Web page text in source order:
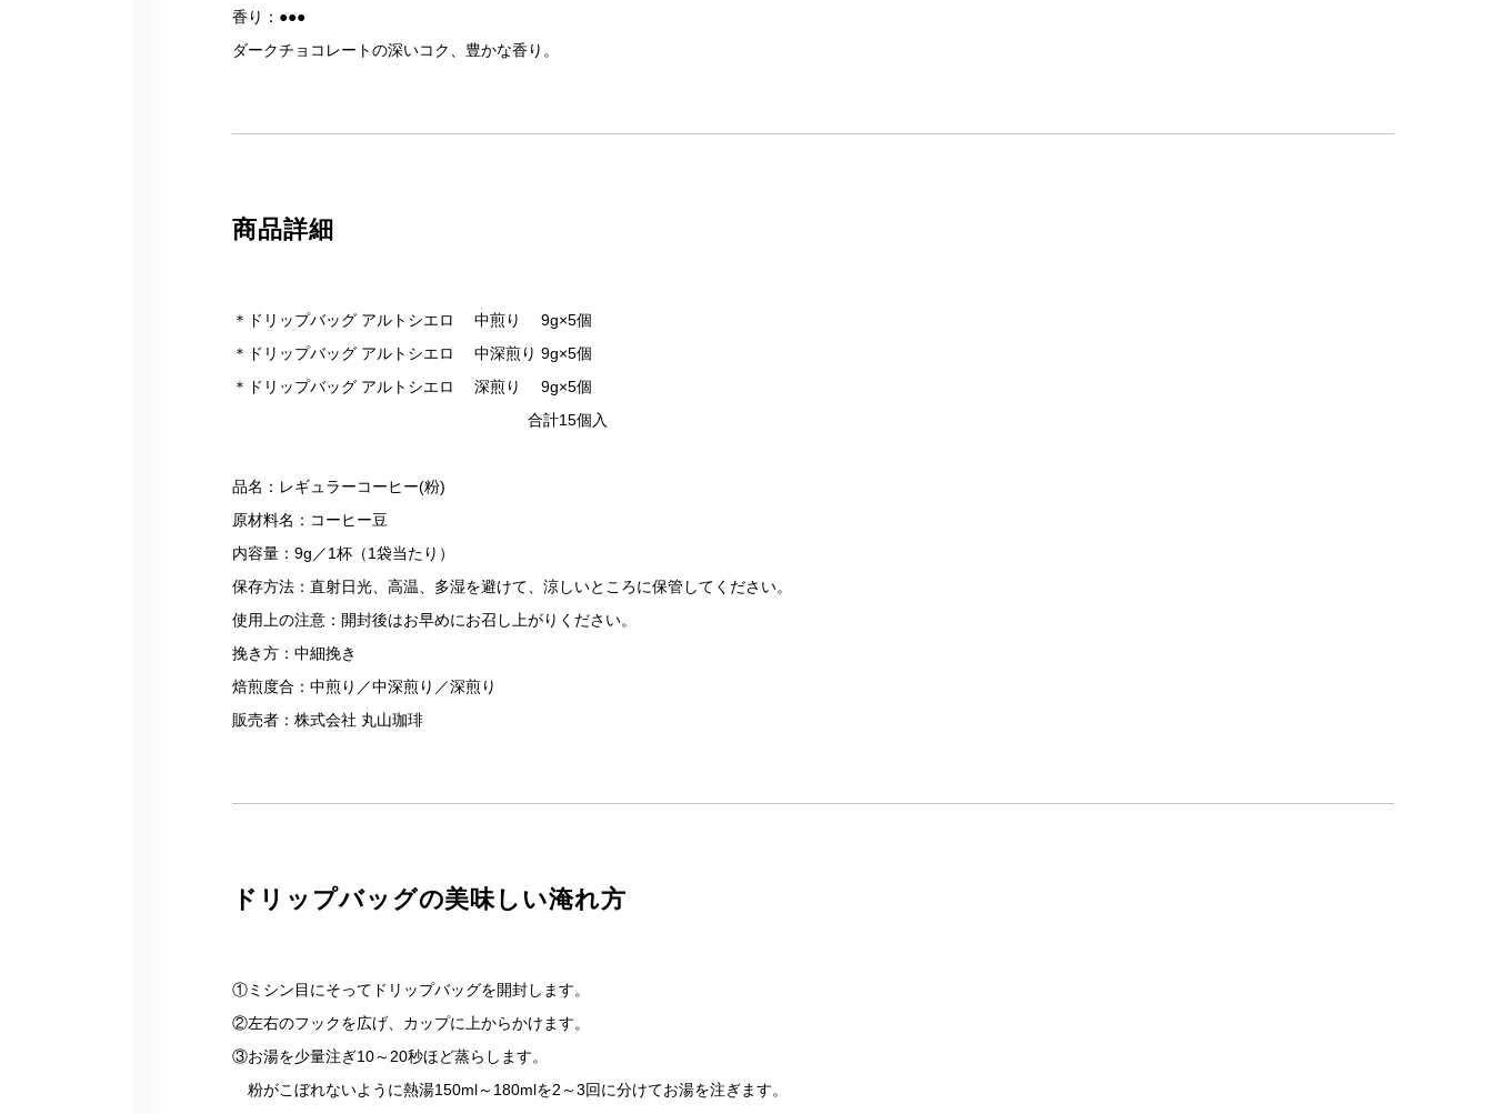
香り：●●●
ダークチョコレートの深いコク、豊かな香り。
商品詳細
＊ドリップバッグ アルトシエロ 中煎り 9g×5個
＊ドリップバッグ アルトシエロ 中深煎り 9g×5個
＊ドリップバッグ アルトシエロ 深煎り 9g×5個
合計15個入
品名：レギュラーコーヒー(粉)
原材料名：コーヒー豆
内容量：9g／1杯（1袋当たり）
保存方法：直射日光、高温、多湿を避けて、涼しいところに保管してください。
使用上の注意：開封後はお早めにお召し上がりください。
挽き方：中細挽き
焙煎度合：中煎り／中深煎り／深煎り
販売者：株式会社 丸山珈琲
ドリップバッグの美味しい淹れ方
①ミシン目にそってドリップバッグを開封します。
②左右のフックを広げ、カップに上からかけます。
③お湯を少量注ぎ10～20秒ほど蒸らします。
粉がこぼれないように熱湯150ml～180mlを2～3回に分けてお湯を注ぎます。